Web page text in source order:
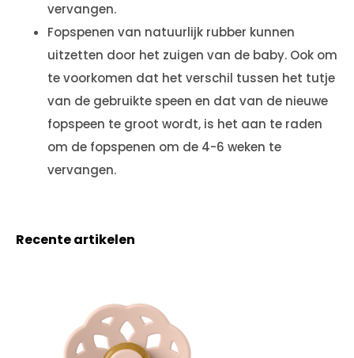
vervangen.
Fopspenen van natuurlijk rubber kunnen
uitzetten door het zuigen van de baby. Ook om
te voorkomen dat het verschil tussen het tutje
van de gebruikte speen en dat van de nieuwe
fopspeen te groot wordt, is het aan te raden
om de fopspenen om de 4-6 weken te
vervangen.
Recente artikelen